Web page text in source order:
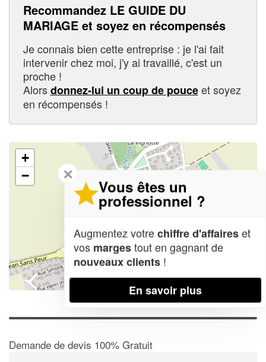
Recommandez LE GUIDE DU
MARIAGE et soyez en récompensés
Je connais bien cette entreprise : je l'ai fait
intervenir chez moi, j'y ai travaillé, c'est un
proche !
Alorsdonnez-lui un coup de pouceet soyez
en récompensés !
+
−
| Map data © OpenStreetMap contributors,
Demande de devis 100% Gratuit
✕
Vous êtes un
professionnel ?
Augmentez votrechiffre d'affaireset
vos margestout en gagnant de
nouveaux clients !
En savoir plus